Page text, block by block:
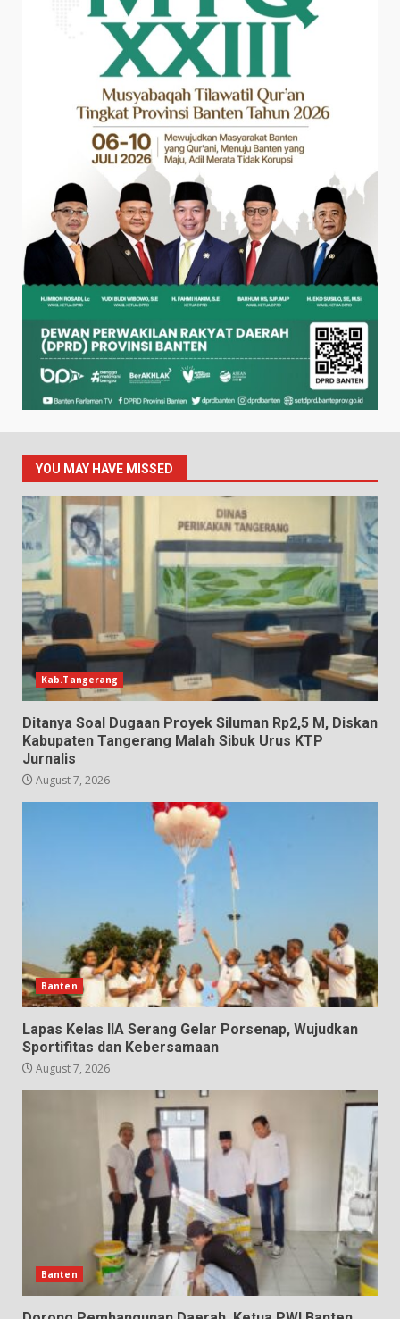
YOU MAY HAVE MISSED
Kab.Tangerang
Ditanya Soal Dugaan Proyek Siluman Rp2,5 M, Diskan
Kabupaten Tangerang Malah Sibuk Urus KTP
Jurnalis
August 7, 2026
Banten
Lapas Kelas IIA Serang Gelar Porsenap, Wujudkan
Sportifitas dan Kebersamaan
August 7, 2026
Banten